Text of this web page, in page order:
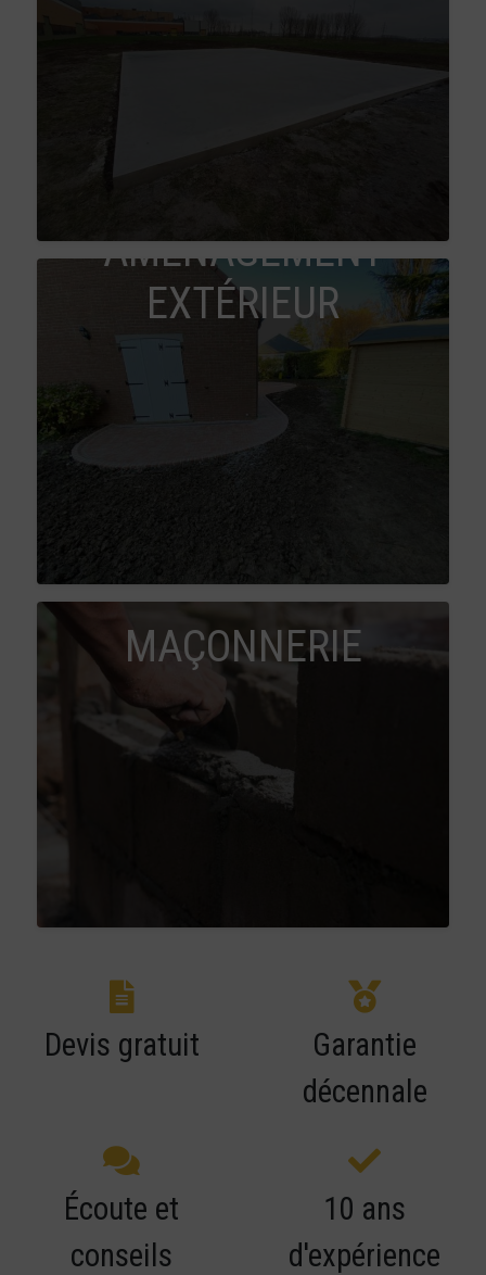
AMÉNAGEMENT
EXTÉRIEUR
MAÇONNERIE
Devis gratuit
Garantie
décennale
Écoute et
conseils
10 ans
d'expérience